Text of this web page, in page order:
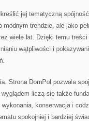
jej tematyczną
trendzie, ale jako
wiele lat. Dzięki temu
wątpliwości i
Strona DomPol pozwala
liczą się także
konserwacja i
spokojniej i bardziej